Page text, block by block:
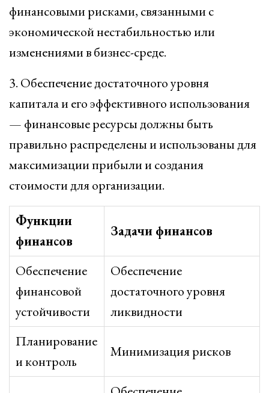
финансовыми рисками, связанными с
экономической нестабильностью или
изменениями в бизнес-среде.
3. Обеспечение достаточного уровня
капитала и его эффективного использования
— финансовые ресурсы должны быть
правильно распределены и использованы для
максимизации прибыли и создания
стоимости для организации.
Функции
финансов
Задачи финансов
Обеспечение
финансовой
устойчивости
Обеспечение
достаточного уровня
ликвидности
Планирование
и контроль
Минимизация рисков